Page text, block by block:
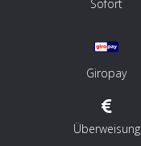
Sofort
Giropay
Überweisung